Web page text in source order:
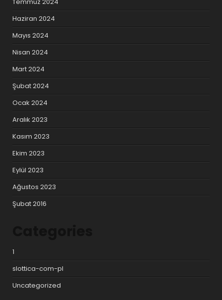
Haziran 2024
Mayıs 2024
Nisan 2024
Mart 2024
Şubat 2024
Ocak 2024
Aralık 2023
Kasım 2023
Ekim 2023
Eylül 2023
Ağustos 2023
Şubat 2016
1
slottica-com-pl
Uncategorized